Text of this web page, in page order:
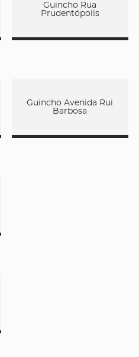
Guincho Rua
Prudentópolis
Guincho Avenida Rui
Barbosa